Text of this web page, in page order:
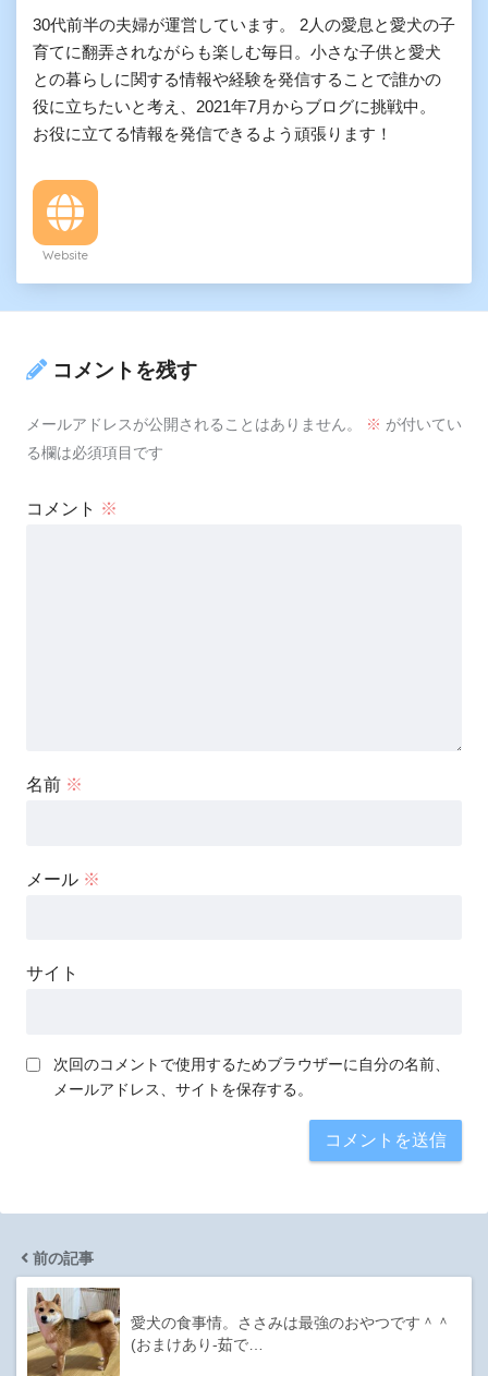
30代前半の夫婦が運営しています。 2人の愛息と愛犬の子
育てに翻弄されながらも楽しむ毎日。小さな子供と愛犬
との暮らしに関する情報や経験を発信することで誰かの
役に立ちたいと考え、2021年7月からブログに挑戦中。
お役に立てる情報を発信できるよう頑張ります！
Website
コメントを残す
メールアドレスが公開されることはありません。 ※ が付いてい
る欄は必須項目です
コメント ※
名前 ※
メール ※
サイト
次回のコメントで使用するためブラウザーに自分の名前、
メールアドレス、サイトを保存する。
前の記事
愛犬の食事情。ささみは最強のおやつです＾＾
(おまけあり-茹で…